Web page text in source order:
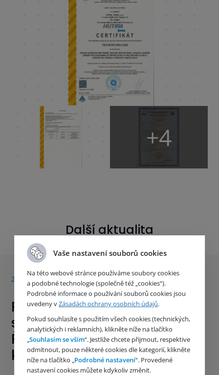
+4
Další aktualita
20. 12. 2022
Přístup k pitné vodě v Česku
stále nemají stovky obcí.
Řešením mohou být
kontejnerové úpravny vody
Vaše nastavení souborů cookies
Na této webové stránce používáme soubory cookies
a podobné technologie (společně též „cookies“).
Podrobné informace o používání souborů cookies jsou
uvedeny vZásadách ochrany osobních údajů.
Pokud souhlasíte s použitím všech cookies (technických,
analytických i reklamních), klikněte níže na tlačítko
„Souhlasím se vším“. Jestliže chcete přijmout, respektive
odmítnout, pouze některé cookies dle kategorií, klikněte
níže na tlačítko „ Podrobné nastavení“. Provedené
nastavení cookies můžete kdykoliv změnit.